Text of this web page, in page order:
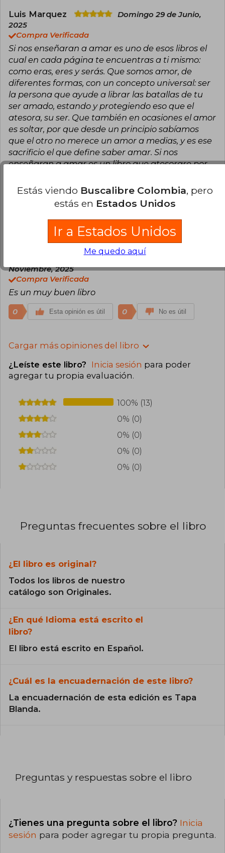
Luis Marquez
Domingo 29 de Junio,
2025
Compra Verificada
Si nos enseñaran a amar es uno de esos libros el
cual en cada página te encuentras a ti mismo:
como eras, eres y serás. Que somos amor, de
diferentes formas, con un concepto universal: ser
la persona que ayude a librar las batallas de tu
ser amado, estando y protegiendo eso que el
atesora, su ser. Que también en ocasiones el amor
es soltar, por que desde un principio sabíamos
que el otro no merece un amor a medias, y es ese
sacrificio el que define saber amar. Si nos
enseñaran a amar es un libro que atesorare por
que me he terminado completo, me supo
enganchar desde la primera línea. Lo leeria mil
Esta opinión es útil 0 No es útil
Usuario Anónimo
Miércoles 26 de
Noviembre, 2025
Compra Verificada
Es un muy buen libro
0 Esta opinión es útil 0 No es útil
Cargar más opiniones del libro
¿Leíste este libro? Inicia sesión para poder
agregar tu propia evaluación.
100% (13)
0% (0)
0% (0)
0% (0)
0% (0)
Preguntas frecuentes sobre el libro
¿El libro es original?
Todos los libros de nuestro
catálogo son Originales.
¿En qué Idioma está escrito el
libro?
El libro está escrito en Español.
¿Cuál es la encuadernación de este libro?
La encuadernación de esta edición es Tapa
Blanda.
Preguntas y respuestas sobre el libro
¿Tienes una pregunta sobre el libro? Inicia
sesión para poder agregar tu propia pregunta.
Estás viendo Buscalibre Colombia, pero
estás en Estados Unidos
Ir a Estados Unidos
Me quedo aquí